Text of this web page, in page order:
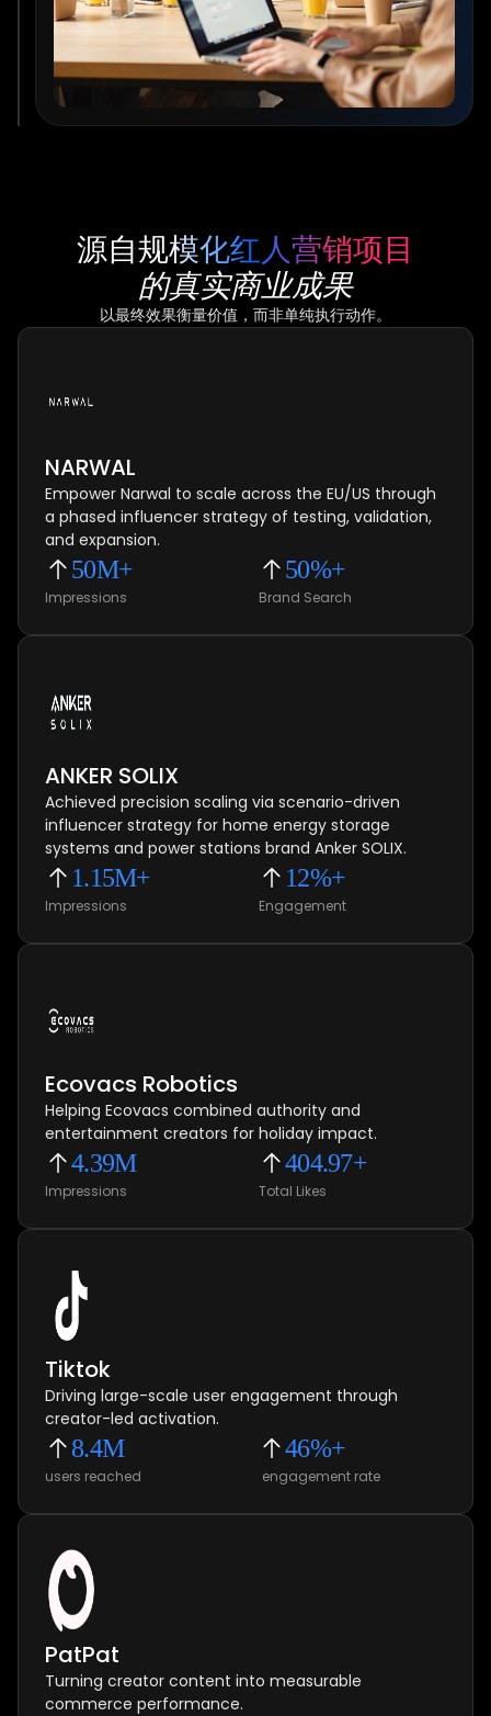
源自规模化红人营销项目
的真实商业成果
以最终效果衡量价值，而非单纯执行动作。
NARWAL
Empower Narwal to scale across the EU/US through
a phased influencer strategy of testing, validation,
and expansion.
50M+
Impressions
50%+
Brand Search
ANKER SOLIX
Achieved precision scaling via scenario-driven
influencer strategy for home energy storage
systems and power stations brand Anker SOLIX.
1.15M+
Impressions
12%+
Engagement
Ecovacs Robotics
Helping Ecovacs combined authority and
entertainment creators for holiday impact.
4.39M
Impressions
404.97+
Total Likes
Tiktok
Driving large-scale user engagement through
creator-led activation.
8.4M
users reached
46%+
engagement rate
PatPat
Turning creator content into measurable
commerce performance.